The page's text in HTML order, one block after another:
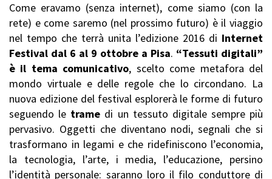
Come eravamo (senza internet), come siamo (con la
rete) e come saremo (nel prossimo futuro) è il viaggio
nel tempo che terrà unita l’edizione 2016 di Internet
Festival dal 6 al 9 ottobre a Pisa. “Tessuti digitali”
è il tema comunicativo, scelto come metafora del
mondo virtuale e delle regole che lo circondano. La
nuova edizione del festival esplorerà le forme di futuro
seguendo le trame di un tessuto digitale sempre più
pervasivo. Oggetti che diventano nodi, segnali che si
trasformano in legami e che ridefiniscono l’economia,
la tecnologia, l’arte, i media, l’educazione, persino
l’identità personale: saranno loro il filo conduttore di